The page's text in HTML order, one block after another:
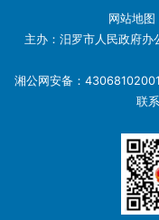
网站地图
主办：汨罗市人民政府
湘公网安备：
联